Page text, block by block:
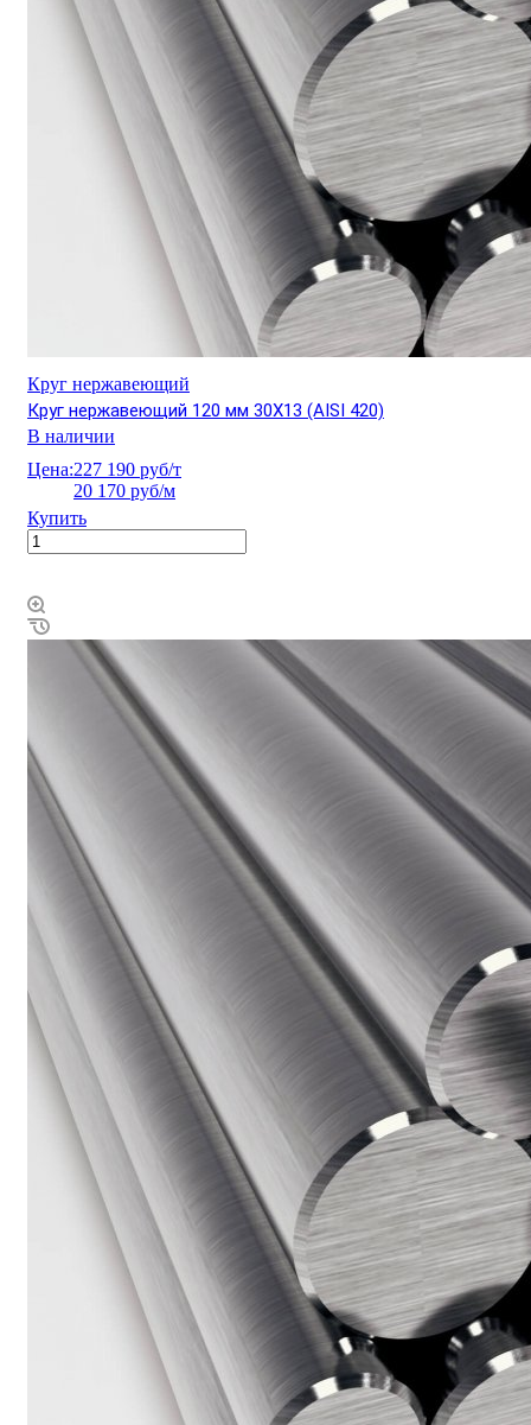
Круг нержавеющий
Круг нержавеющий 120 мм 30Х13 (AISI 420)
В наличии
Цена:227 190 руб/т
20 170 руб/м
Купить